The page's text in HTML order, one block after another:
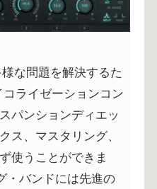
な問題を解決するた
ライゼーションコン
パンションディエッ
ス、マスタリング、
使うことができま
・バンドには先進の